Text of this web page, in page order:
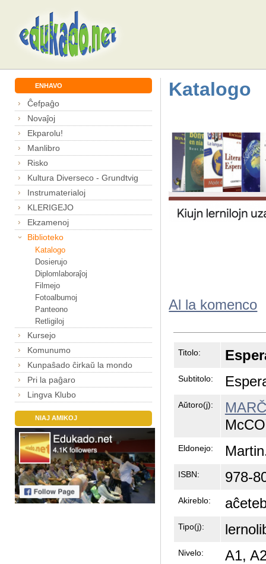
ENHAVO
Ĉefpaĝo
Novaĵoj
Ekparolu!
Manlibro
Risko
Kultura Diverseco - Grundtvig
Instrumaterialoj
KLERIGEJO
Ekzamenoj
Biblioteko
Katalogo
Dosierujo
Diplomlaboraĵoj
Filmejo
Fotoalbumoj
Panteono
Retligiloj
Kursejo
Komunumo
Kunpaŝado ĉirkaŭ la mondo
Pri la paĝaro
Lingva Klubo
NIAJ AMIKOJ
Katalogo
Al la komenco
Titolo:
Subtitolo:
Aŭtoro(j):
Eldonejo:
ISBN: 978-
Akireblo:
Tipo(j):
Nivelo: A1,